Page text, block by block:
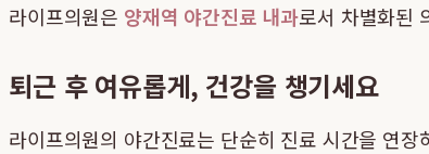
라이프의원은 양재역 야간진료 내과로서 차별화된
퇴근 후 여유롭게, 건강을 챙기세요
라이프의원의 야간진료는 단순히 진료 시간을 연